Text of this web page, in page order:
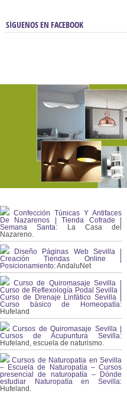
SÍGUENOS EN FACEBOOK
Confección Túnicas Y Antifaces
De Nazarenos | Tienda Cofrade |
Semana Santa: La Casa del
Nazareno.
Diseño Páginas Web Sevilla |
Creación Tiendas Online |
Posicionamiento:AndaluNet
Curso de Quiromasaje Sevilla |
Curso de Reflexología Podal Sevilla |
Curso de Drenaje Linfático Sevilla |
Curso básico de Homeopatía:
Hufeland
Cursos de Quiromasaje Sevilla |
Cursos de Acupuntura Sevilla:
Hufeland, escuela de naturismo.
Cursos de Naturopatia en Sevilla
– Escuela de Naturopatía – Cursos
presencial de naturopatía – Dónde
estudiar Naturopatía en Sevilla:
Hufeland.